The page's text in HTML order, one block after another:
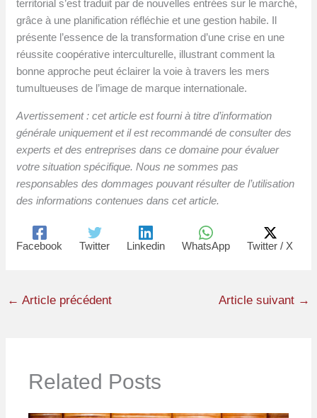
territorial s’est traduit par de nouvelles entrées sur le marché,
grâce à une planification réfléchie et une gestion habile. Il
présente l’essence de la transformation d’une crise en une
réussite coopérative interculturelle, illustrant comment la
bonne approche peut éclairer la voie à travers les mers
tumultueuses de l’image de marque internationale.
Avertissement : cet article est fourni à titre d’information
générale uniquement et il est recommandé de consulter des
experts et des entreprises dans ce domaine pour évaluer
votre situation spécifique. Nous ne sommes pas
responsables des dommages pouvant résulter de l’utilisation
des informations contenues dans cet article.
Facebook Twitter Linkedin WhatsApp Twitter / X
← Article précédent Article suivant →
Related Posts